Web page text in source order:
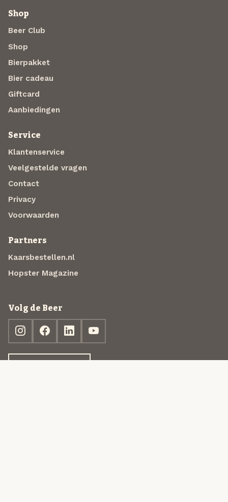
Shop
Beer Club
Shop
Bierpakket
Bier cadeau
Giftcard
Aanbiedingen
Service
Klantenservice
Veelgestelde vragen
Contact
Privacy
Voorwaarden
Partners
Kaarsbestellen.nl
Hopster Magazine
Volg de Beer